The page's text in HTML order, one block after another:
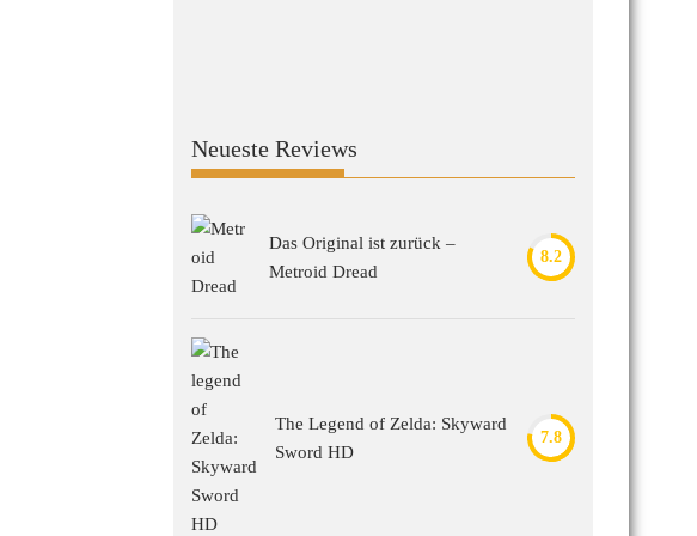
Neueste Reviews
Das Original ist zurück –
Metroid Dread
8.2
The Legend of Zelda: Skyward
Sword HD
7.8